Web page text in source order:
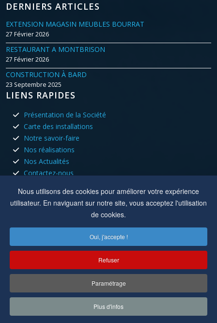
Nous utilisons des cookies pour améliorer votre expérience
utilisateur. En naviguant sur notre site, vous acceptez l'utilisation
de cookies.
Oui, j'accepte !
Refuser
Paramétrage
Plus d'infos
DERNIERS ARTICLES
EXTENSION MAGASIN MEUBLES BOURRAT
27 Février 2026
RESTAURANT A MONTBRISON
27 Février 2026
CONSTRUCTION À BARD
23 Septembre 2025
LIENS RAPIDES
Présentation de la Société
Carte des installations
Notre savoir-faire
Nos réalisations
Nos Actualités
Contactez-nous
HORAIRES D'OUVERTURE
Nous sommes ouvert tous les jours du lundi au vendredi aux
8h à 12h - 13h30 à 17h30
Mer, Ven :8h à 12h
8 rue du capitole 42110 Feurs
Cuisson Electricité
Réalisation parMC&C